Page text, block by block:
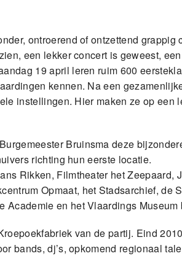
ontroerend of ontzettend
een lekker concert is geweest,
19 april leren ruim 600
kennen. Na een
instellingen. Hier maken ze op
Bruinsma deze
richting hun eerste locatie.
Rikken, Filmtheater het Zeepaard,
Opmaat, het Stadsarchief, de
Academie en het Vlaardings
van de partij. Eind
bands, dj’s, opkomend regionaal